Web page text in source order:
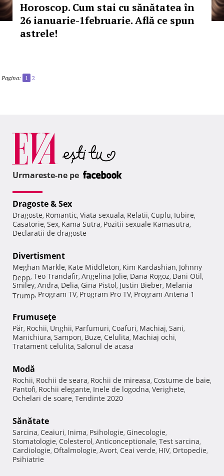
Horoscop. Cum stai cu sănătatea în
26 ianuarie-1februarie. Află ce spun
astrele!
Pagina: 1 2
Urmareste-ne pe
Dragoste & Sex
Dragoste, Romantic, Viata sexuala, Relatii, Cuplu, Iubire,
Casatorie, Sex, Kama Sutra, Pozitii sexuale Kamasutra,
Declaratii de dragoste
Divertisment
Meghan Markle, Kate Middleton, Kim Kardashian, Johnny
Depp, Teo Trandafir, Angelina Jolie, Dana Rogoz, Dani Otil,
Smiley, Andra, Delia, Gina Pistol, Justin Bieber, Melania
Trump, Program TV, Program Pro TV, Program Antena 1
Frumuseţe
Păr, Rochii, Unghii, Parfumuri, Coafuri, Machiaj, Sani,
Manichiura, Sampon, Buze, Celulita, Machiaj ochi,
Tratament celulita, Salonul de acasa
Modă
Rochii, Rochii de seara, Rochii de mireasa, Costume de baie,
Pantofi, Rochii elegante, Inele de logodna, Verighete,
Ochelari de soare, Tendinte 2020
Sănătate
Sarcina, Ceaiuri, Inima, Psihologie, Ginecologie,
Stomatologie, Colesterol, Anticonceptionale, Test sarcina,
Cardiologie, Oftalmologie, Avort, Ceai verde, HIV, Ortopedie,
Psihiatrie